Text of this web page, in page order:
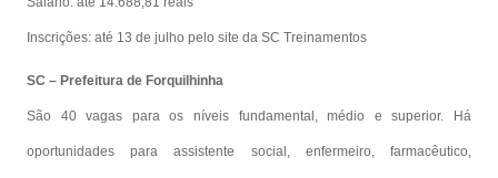
Inscrições: até 13 de julho pelo site da SC Treinamentos
SC – Prefeitura de Forquilhinha
São 40 vagas para os níveis fundamental, médio e superior. Há
oportunidades para assistente social, enfermeiro, farmacêutico,